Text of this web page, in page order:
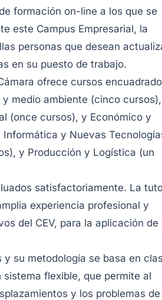
formación on-line a los que se
este Campus Empresarial, la
personas que desean
en su puesto de trabajo.
ofrece cursos
medio ambiente (cinco cursos),
(once cursos), y Económico y
y Nuevas
y Producción y Logística (un
satisfactoriamente. La
experiencia profesional y
del CEV, para la aplicación de
su metodología se basa en
flexible, que permite al
y los problemas de